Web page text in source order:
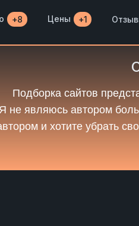
+8 Цены +1
Подборка сайтов
Я не являюсь автором
и хотите убрать